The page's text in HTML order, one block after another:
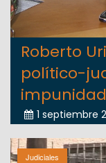
Roberto
político-
1 septiembre
Judiciales